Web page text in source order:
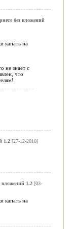
без вложений
капать на
не знает с
что
1.2[27-12-2010]
вложений 1.2[03-
капать на